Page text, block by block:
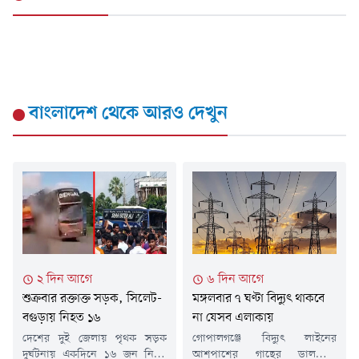
বাংলাদেশথেকে আরও দেখুন
২ দিন আগে
শুক্রবার রক্তাক্ত সড়ক, সিলেট-
বগুড়ায় নিহত ১৬
দেশের দুই জেলায় পৃথক সড়ক
দুর্ঘটনায় একদিনে ১৬ জন নিহত
৬ দিন আগে
মঙ্গলবার ৭ ঘণ্টা বিদ্যুৎ থাকবে
না যেসব এলাকায়
গোপালগঞ্জে বিদ্যুৎ লাইনের
আশপাশের গাছের ডালপালা